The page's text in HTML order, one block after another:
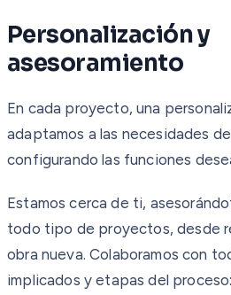
Personalización y
asesoramiento
En cada proyecto, una
adaptamos a las necesidades
configurando las funciones
Estamos cerca de ti,
todo tipo de proyectos, desde
obra nueva. Colaboramos con
implicados y etapas del